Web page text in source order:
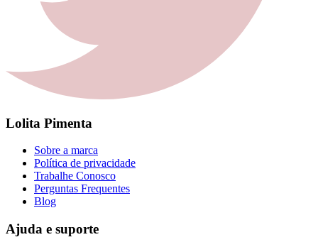
Lolita Pimenta
Sobre a marca
Política de privacidade
Trabalhe Conosco
Perguntas Frequentes
Blog
Ajuda e suporte